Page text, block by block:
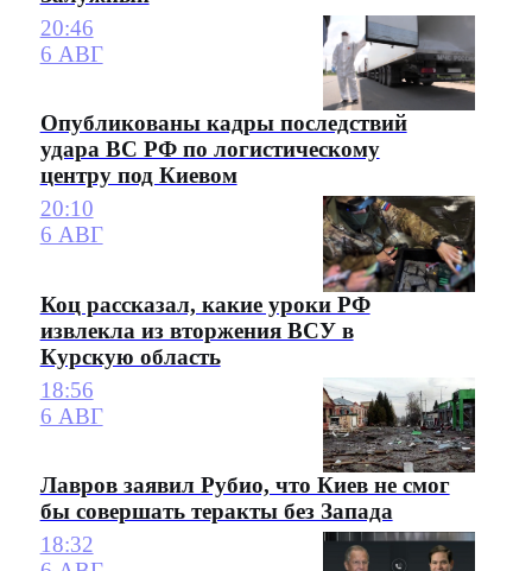
20:46
6 АВГ
Опубликованы кадры последствий
удара ВС РФ по логистическому
центру под Киевом
20:10
6 АВГ
Коц рассказал, какие уроки РФ
извлекла из вторжения ВСУ в
Курскую область
18:56
6 АВГ
Лавров заявил Рубио, что Киев не смог
бы совершать теракты без Запада
18:32